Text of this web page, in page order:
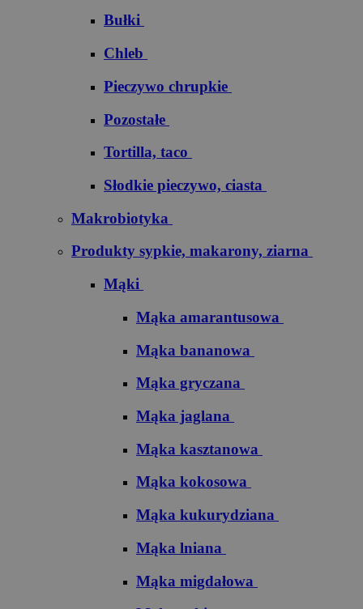
Bułki
Chleb
Pieczywo chrupkie
Pozostałe
Tortilla, taco
Słodkie pieczywo, ciasta
Makrobiotyka
Produkty sypkie, makarony, ziarna
Mąki
Mąka amarantusowa
Mąka bananowa
Mąka gryczana
Mąka jaglana
Mąka kasztanowa
Mąka kokosowa
Mąka kukurydziana
Mąka lniana
Mąka migdałowa